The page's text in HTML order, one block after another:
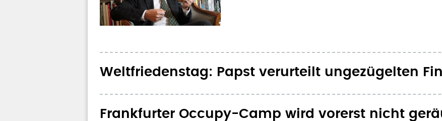
Weltfriedenstag: Papst verurteilt ungezügelten
Frankfurter Occupy-Camp wird vorerst nicht